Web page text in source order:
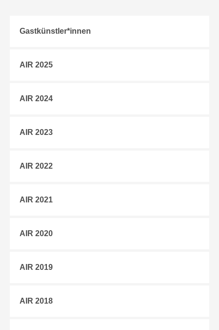
Gastkünstler*innen
AIR 2025
AIR 2024
AIR 2023
AIR 2022
AIR 2021
AIR 2020
AIR 2019
AIR 2018